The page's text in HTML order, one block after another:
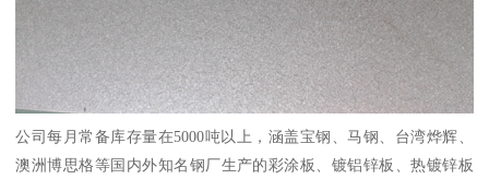
公司每月常备库存量在5000吨以上，涵盖宝钢、马钢、台湾烨辉、
澳洲博思格等国内外知名钢厂生产的彩涂板、镀铝锌板、热镀锌板